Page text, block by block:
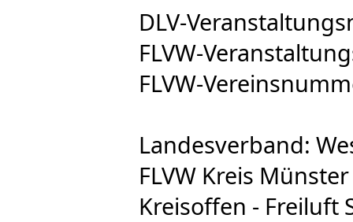
DLV-
FLVW-
FLVW-
Landesverband:
FLVW Kreis
Kreisoffen - Freiluft